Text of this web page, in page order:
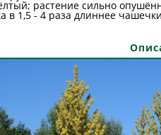
растение сильно
в 1,5 - 4 раза длиннее